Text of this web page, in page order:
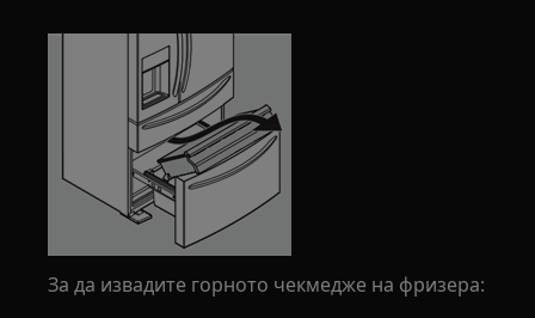
За да извадите горното чекмедже на фризера: